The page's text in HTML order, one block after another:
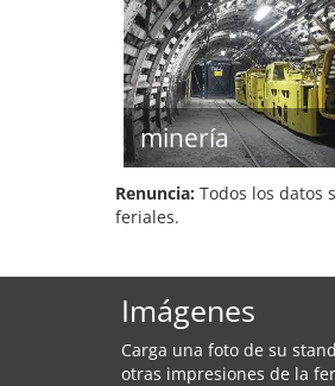
minería
Renuncia: Todos los datos
feriales.
Imágenes
Carga una foto de su
otras impresiones de la